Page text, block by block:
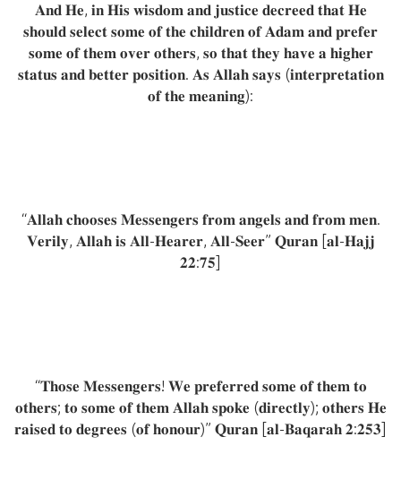
𝐀𝐧𝐝 𝐇𝐞, 𝐢𝐧 𝐇𝐢𝐬 𝐰𝐢𝐬𝐝𝐨𝐦 𝐚𝐧𝐝 𝐣𝐮𝐬𝐭𝐢𝐜𝐞 𝐝𝐞𝐜𝐫𝐞𝐞𝐝 𝐭𝐡𝐚𝐭 𝐇𝐞
𝐬𝐡𝐨𝐮𝐥𝐝 𝐬𝐞𝐥𝐞𝐜𝐭 𝐬𝐨𝐦𝐞 𝐨𝐟 𝐭𝐡𝐞 𝐜𝐡𝐢𝐥𝐝𝐫𝐞𝐧 𝐨𝐟 𝐀𝐝𝐚𝐦 𝐚𝐧𝐝 𝐩𝐫𝐞𝐟𝐞𝐫
𝐬𝐨𝐦𝐞 𝐨𝐟 𝐭𝐡𝐞𝐦 𝐨𝐯𝐞𝐫 𝐨𝐭𝐡𝐞𝐫𝐬, 𝐬𝐨 𝐭𝐡𝐚𝐭 𝐭𝐡𝐞𝐲 𝐡𝐚𝐯𝐞 𝐚 𝐡𝐢𝐠𝐡𝐞𝐫
𝐬𝐭𝐚𝐭𝐮𝐬 𝐚𝐧𝐝 𝐛𝐞𝐭𝐭𝐞𝐫 𝐩𝐨𝐬𝐢𝐭𝐢𝐨𝐧. 𝐀𝐬 𝐀𝐥𝐥𝐚𝐡 𝐬𝐚𝐲𝐬 (𝐢𝐧𝐭𝐞𝐫𝐩𝐫𝐞𝐭𝐚𝐭𝐢𝐨𝐧
𝐨𝐟 𝐭𝐡𝐞 𝐦𝐞𝐚𝐧𝐢𝐧𝐠):
“𝐀𝐥𝐥𝐚𝐡 𝐜𝐡𝐨𝐨𝐬𝐞𝐬 𝐌𝐞𝐬𝐬𝐞𝐧𝐠𝐞𝐫𝐬 𝐟𝐫𝐨𝐦 𝐚𝐧𝐠𝐞𝐥𝐬 𝐚𝐧𝐝 𝐟𝐫𝐨𝐦 𝐦𝐞𝐧.
𝐕𝐞𝐫𝐢𝐥𝐲, 𝐀𝐥𝐥𝐚𝐡 𝐢𝐬 𝐀𝐥𝐥-𝐇𝐞𝐚𝐫𝐞𝐫, 𝐀𝐥𝐥-𝐒𝐞𝐞𝐫” 𝐐𝐮𝐫𝐚𝐧 [𝐚𝐥-𝐇𝐚𝐣𝐣
𝟐𝟐:𝟕𝟓]
“𝐓𝐡𝐨𝐬𝐞 𝐌𝐞𝐬𝐬𝐞𝐧𝐠𝐞𝐫𝐬! 𝐖𝐞 𝐩𝐫𝐞𝐟𝐞𝐫𝐫𝐞𝐝 𝐬𝐨𝐦𝐞 𝐨𝐟 𝐭𝐡𝐞𝐦 𝐭𝐨
𝐨𝐭𝐡𝐞𝐫𝐬; 𝐭𝐨 𝐬𝐨𝐦𝐞 𝐨𝐟 𝐭𝐡𝐞𝐦 𝐀𝐥𝐥𝐚𝐡 𝐬𝐩𝐨𝐤𝐞 (𝐝𝐢𝐫𝐞𝐜𝐭𝐥𝐲); 𝐨𝐭𝐡𝐞𝐫𝐬 𝐇𝐞
𝐫𝐚𝐢𝐬𝐞𝐝 𝐭𝐨 𝐝𝐞𝐠𝐫𝐞𝐞𝐬 (𝐨𝐟 𝐡𝐨𝐧𝐨𝐮𝐫)” 𝐐𝐮𝐫𝐚𝐧 [𝐚𝐥-𝐁𝐚𝐪𝐚𝐫𝐚𝐡 𝟐:𝟐𝟓𝟑]